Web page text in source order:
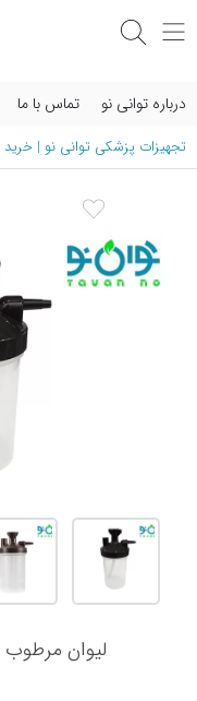
درباره توانی نو تماس با ما
تجهیزات پزشکی توانی نو | خرید
لیوان مرطوب